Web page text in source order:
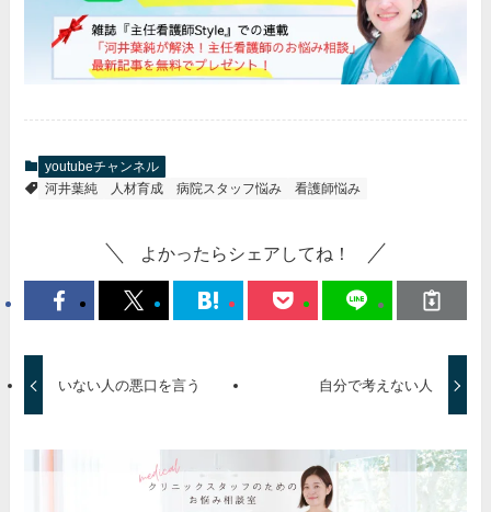
youtubeチャンネル
河井葉純
人材育成 病院スタッフ悩み 看護師悩み
よかったらシェアしてね！
いない人の悪口を言う 自分で考えない人